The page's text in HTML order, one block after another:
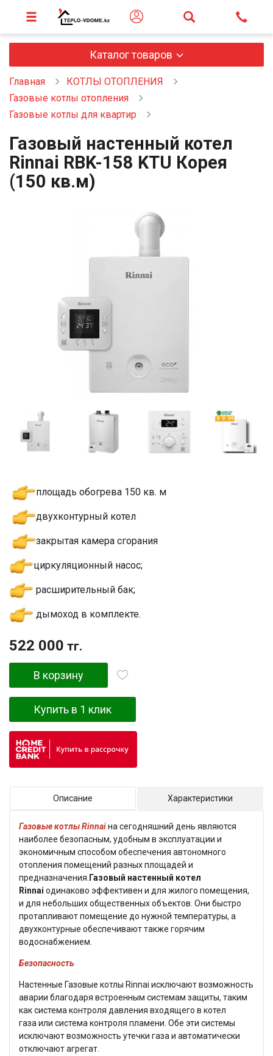
Каталог товаров
Главная
КОТЛЫ ОТОПЛЕНИЯ
Газовые котлы отопления
Газовые котлы для квартир
Газовый настенный котел
Rinnai RBK-158 KTU Корея
(150 кв.м)
площадь обогрева 150 кв. м
двухконтурный котел
закрытая камера сгорания
циркуляционный насос;
расширительный бак;
дымоход в комплекте.
522 000 тг.
В корзину
Купить в 1 клик
Описание Характеристики
Газовые котлы Rinnaiна сегодняшний день являются
наиболее безопасным, удобным в эксплуатации и
экономичным способом обеспечения автономного
отопления помещений разных площадей и
предназначения. Газовый настенный котел
Rinnai одинаково эффективен и для жилого помещения,
и для небольших общественных объектов. Они быстро
протапливают помещение до нужной температуры, а
двухконтурные обеспечивают также горячим
водоснабжением.
Безопасность
Настенные Газовые котлы Rinnai исключают возможность
аварии благодаря встроенным системам защиты, таким
как система контроля давления входящего в котел
газа или система контроля пламени. Обе эти системы
исключают возможность утечки газа и автоматически
отключают агрегат.